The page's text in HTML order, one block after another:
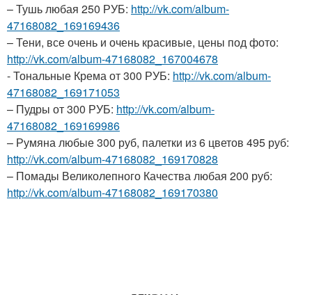
– Тушь любая 250 РУБ: http://vk.com/album-
47168082_169169436
– Тени, все очень и очень красивые, цены под фото:
http://vk.com/album-47168082_167004678
- Тональные Крема от 300 РУБ: http://vk.com/album-
47168082_169171053
– Пудры от 300 РУБ: http://vk.com/album-
47168082_169169986
– Румяна любые 300 руб, палетки из 6 цветов 495 руб:
http://vk.com/album-47168082_169170828
– Помады Великолепного Качества любая 200 руб:
http://vk.com/album-47168082_169170380